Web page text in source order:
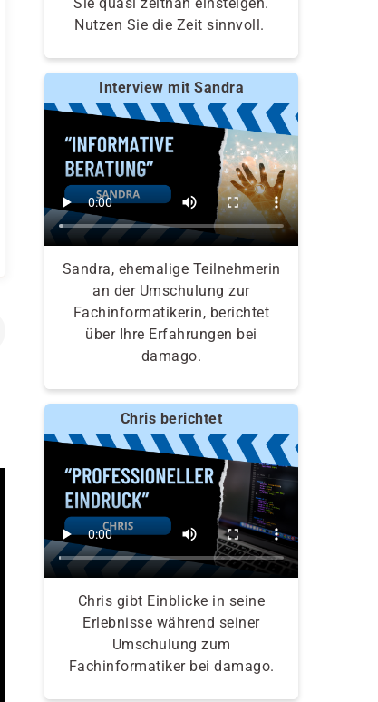
Nutzen Sie die Zeit sinnvoll.
Interview mit Sandra
Sandra, ehemalige Teilnehmerin
an der Umschulung zur
Fachinformatikerin, berichtet
über Ihre Erfahrungen bei
damago.
Chris berichtet
Chris gibt Einblicke in seine
Erlebnisse während seiner
Umschulung zum
Fachinformatiker bei damago.